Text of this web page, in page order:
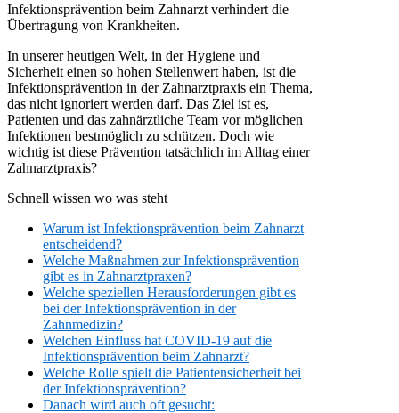
am
Infektionsprävention beim Zahnarzt verhindert die
Übertragung von Krankheiten.
In unserer heutigen Welt, in der Hygiene und
Sicherheit einen so hohen Stellenwert haben, ist die
Infektionsprävention in der Zahnarztpraxis ein Thema,
das nicht ignoriert werden darf. Das Ziel ist es,
Patienten und das zahnärztliche Team vor möglichen
Infektionen bestmöglich zu schützen. Doch wie
wichtig ist diese Prävention tatsächlich im Alltag einer
Zahnarztpraxis?
Schnell wissen wo was steht
Warum ist Infektionsprävention beim Zahnarzt
entscheidend?
Welche Maßnahmen zur Infektionsprävention
gibt es in Zahnarztpraxen?
Welche speziellen Herausforderungen gibt es
bei der Infektionsprävention in der
Zahnmedizin?
Welchen Einfluss hat COVID-19 auf die
Infektionsprävention beim Zahnarzt?
Welche Rolle spielt die Patientensicherheit bei
der Infektionsprävention?
Danach wird auch oft gesucht: